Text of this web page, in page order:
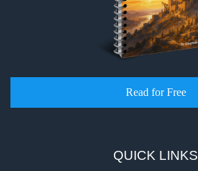
The Purpose
Resurrection
Read for Free
QUICK LINKS